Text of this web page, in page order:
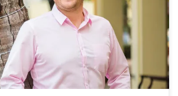
Terminen unter enormen Druck.
seit Jahren sinkt, nimmt die
und äußere Einflüsse rapide zu.
zu haben ist […]